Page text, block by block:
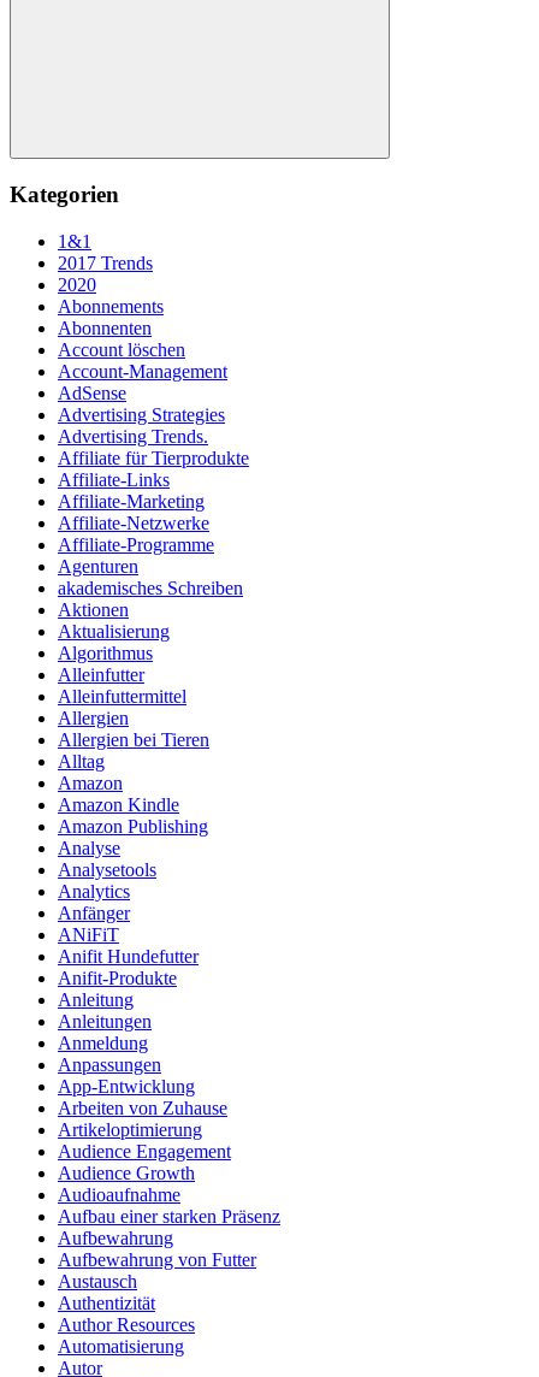
Suchen
Kategorien
1&1
2017 Trends
2020
Abonnements
Abonnenten
Account löschen
Account-Management
AdSense
Advertising Strategies
Advertising Trends.
Affiliate für Tierprodukte
Affiliate-Links
Affiliate-Marketing
Affiliate-Netzwerke
Affiliate-Programme
Agenturen
akademisches Schreiben
Aktionen
Aktualisierung
Algorithmus
Alleinfutter
Alleinfuttermittel
Allergien
Allergien bei Tieren
Alltag
Amazon
Amazon Kindle
Amazon Publishing
Analyse
Analysetools
Analytics
Anfänger
ANiFiT
Anifit Hundefutter
Anifit-Produkte
Anleitung
Anleitungen
Anmeldung
Anpassungen
App-Entwicklung
Arbeiten von Zuhause
Artikeloptimierung
Audience Engagement
Audience Growth
Audioaufnahme
Aufbau einer starken Präsenz
Aufbewahrung
Aufbewahrung von Futter
Austausch
Authentizität
Author Resources
Automatisierung
Autor